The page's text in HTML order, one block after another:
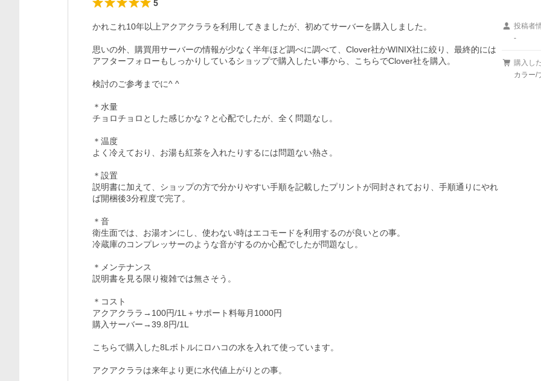
5
かれこれ10年以上アクアクララを利用してきましたが、初めてサーバーを購入しました。
思いの外、購買用サーバーの情報が少なく半年ほど調べに調べて、Clover社かWINIX社に絞り、最終的には
アフターフォローもしっかりしているショップで購入したい事から、こちらでClover社を購入。
検討のご参考までに^ ^
＊水量
チョロチョロとした感じかな？と心配でしたが、全く問題なし。
＊温度
よく冷えており、お湯も紅茶を入れたりするには問題ない熱さ。
＊設置
説明書に加えて、ショップの方で分かりやすい手順を記載したプリントが同封されており、手順通りにやれ
ば開梱後3分程度で完了。
＊音
衛生面では、お湯オンにし、使わない時はエコモードを利用するのが良いとの事。
冷蔵庫のコンプレッサーのような音がするのか心配でしたが問題なし。
＊メンテナンス
説明書を見る限り複雑では無さそう。
＊コスト
アクアクララ→100円/1L＋サポート料毎月1000円
購入サーバー→39.8円/1L
こちらで購入した8Lボトルにロハコの水を入れて使っています。
アクアクララは来年より更に水代値上がりとの事。
投稿者
-
購入し
カラー/